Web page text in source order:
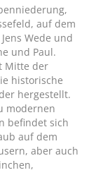
auf dem
Wede und
und Paul.
Mitte der
historische
hergestellt.
modernen
befindet sich
auf dem
aber auch